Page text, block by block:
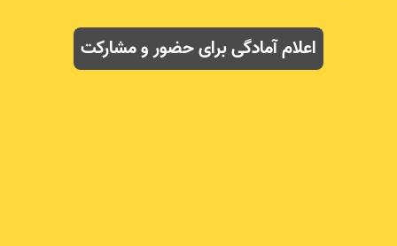
اعلام آمادگی برای حضور و مشارکت